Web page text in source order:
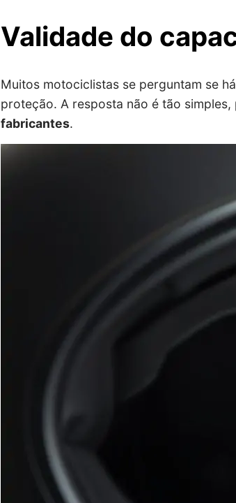
Validade do
Muitos motociclistas se perguntam se
proteção. A resposta não é tão
fabricantes.